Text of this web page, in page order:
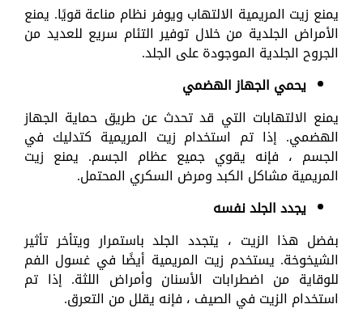
يمنع زيت المريمية الالتهاب ويوفر نظام مناعة قويًا. يمنع
الأمراض الجلدية من خلال توفير التئام سريع للعديد من
الجروح الجلدية الموجودة على الجلد.
يحمي الجهاز الهضمي
يمنع الالتهابات التي قد تحدث عن طريق حماية الجهاز
الهضمي. إذا تم استخدام زيت المريمية كتدليك في
الجسم ، فإنه يقوي جميع عظام الجسم. يمنع زيت
المريمية مشاكل الكبد ومرض السكري المحتمل.
يجدد الجلد نفسه
بفضل هذا الزيت ، يتجدد الجلد باستمرار ويتأخر تأثير
الشيخوخة. يستخدم زيت المريمية أيضًا في غسول الفم
للوقاية من اضطرابات الأسنان وأمراض اللثة. إذا تم
استخدام الزيت في الصيف ، فإنه يقلل من التعرق.